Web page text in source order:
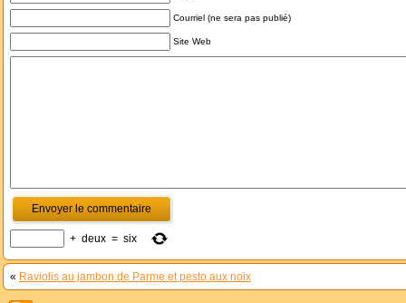
Courriel (ne sera pas publié)
Site Web
+ deux = six
« Raviolis au jambon de Parme et pesto aux noix